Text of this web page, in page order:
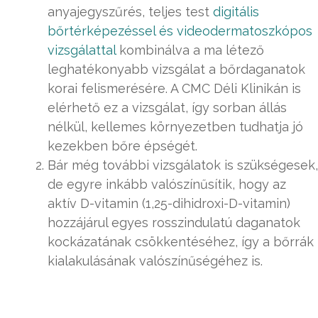
anyajegyszűrés, teljes test digitális
bőrtérképezéssel és videodermatoszkópos
vizsgálattalkombinálva a ma létező
leghatékonyabb vizsgálat a bőrdaganatok
korai felismerésére. A CMC Déli Klinikán is
elérhető ez a vizsgálat, így sorban állás
nélkül, kellemes környezetben tudhatja jó
kezekben bőre épségét.
Bár még további vizsgálatok is szükségesek,
de egyre inkább valószínűsítik, hogy az
aktív D-vitamin (1,25-dihidroxi-D-vitamin)
hozzájárul egyes rosszindulatú daganatok
kockázatának csökkentéséhez, így a bőrrák
kialakulásának valószínűségéhez is.